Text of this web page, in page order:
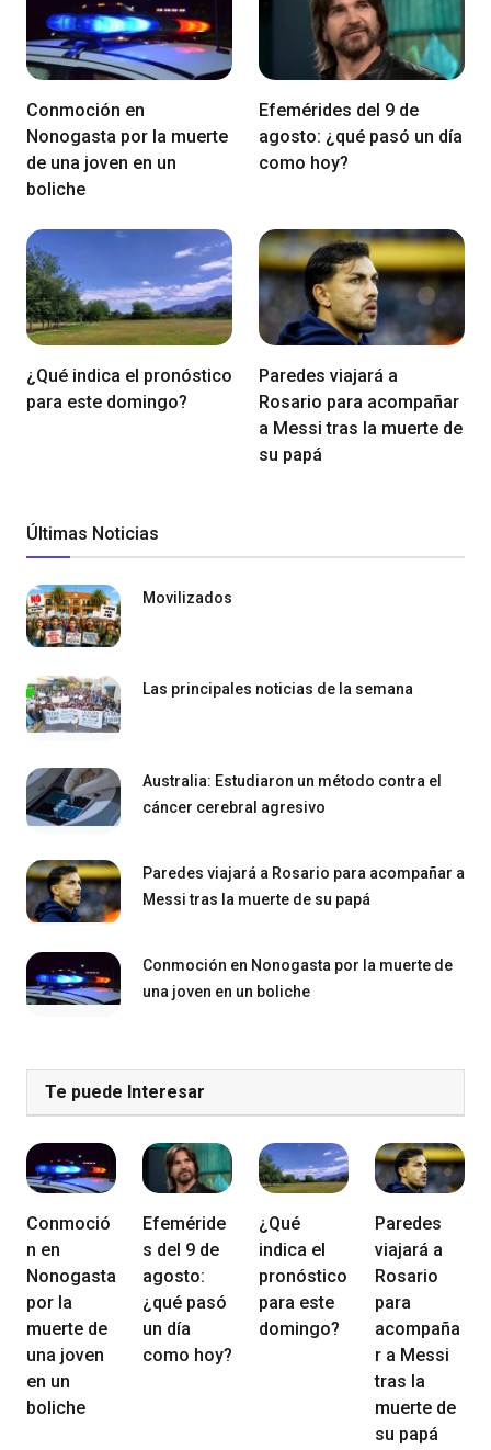
Conmoción en
Nonogasta por la muerte
de una joven en un
boliche
Efemérides del 9 de
agosto: ¿qué pasó un día
como hoy?
¿Qué indica el pronóstico
para este domingo?
Paredes viajará a
Rosario para acompañar
a Messi tras la muerte de
su papá
Últimas Noticias
Movilizados
Las principales noticias de la semana
Australia: Estudiaron un método contra el
cáncer cerebral agresivo
Paredes viajará a Rosario para acompañar a
Messi tras la muerte de su papá
Conmoción en Nonogasta por la muerte de
una joven en un boliche
Te puede Interesar
Conmoció
n en
Nonogasta
por la
muerte de
una joven
en un
boliche
Efeméride
s del 9 de
agosto:
¿qué pasó
un día
como hoy?
¿Qué
indica el
pronóstico
para este
domingo?
Paredes
viajará a
Rosario
para
acompaña
r a Messi
tras la
muerte de
su papá